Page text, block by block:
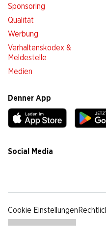
Sponsoring
Qualität
Werbung
Verhaltenskodex &
Meldestelle
Medien
Denner App
Social Media
Cookie Einstellungen